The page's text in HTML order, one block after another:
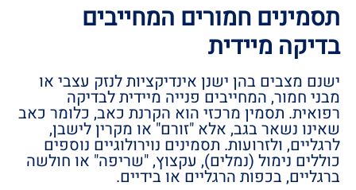
תסמינים חמורים המחייבים
בדיקה מיידית
ישנם מצבים בהן ישנן אינדיקציות לנזק עצבי או
מבני חמור, המחייבים פנייה מיידית לבדיקה
רפואית. תסמין מרכזי הוא הקרנת כאב, כלומר כאב
שאינו נשאר בגב, אלא "זורם" או מקרין לישבן,
לרגליים, ולזרועות. תסמינים נוירולוגיים נוספים
כוללים נימול (נמלים), עקצוץ, "שריפה" או חולשה
ברגליים, בכפות הרגליים או בידיים.